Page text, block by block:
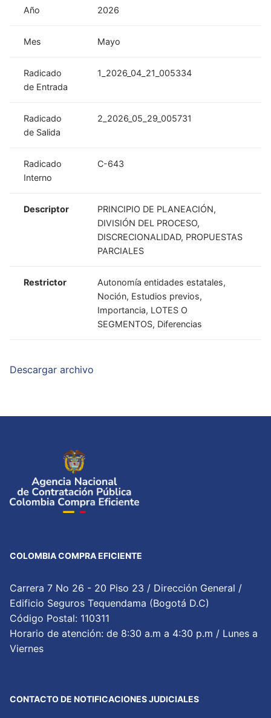
Año 2026
Mes Mayo
Radicado
de Entrada
1_2026_04_21_005334
Radicado
de Salida
2_2026_05_29_005731
Radicado
Interno
C-643
Descriptor
PRINCIPIO DE PLANEACIÓN,
DIVISIÓN DEL PROCESO,
DISCRECIONALIDAD, PROPUESTAS
PARCIALES
Restrictor
Autonomía entidades estatales,
Noción, Estudios previos,
Importancia, LOTES O
SEGMENTOS, Diferencias
Descargar archivo
COLOMBIA COMPRA EFICIENTE
Carrera 7 No 26 - 20 Piso 23 / Dirección General /
Edificio Seguros Tequendama (Bogotá D.C)
Código Postal: 110311
Horario de atención: de 8:30 a.m a 4:30 p.m / Lunes a
Viernes
CONTACTO DE NOTIFICACIONES JUDICIALES